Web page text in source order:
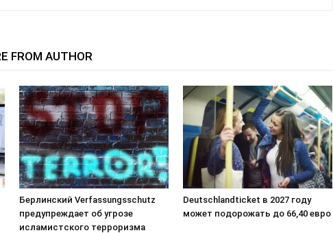
FROM AUTHOR
Берлинский Verfassungsschutz
предупреждает об угрозе
исламистского терроризма
Deutschlandticket в 2027 году
может подорожать до 66,40 евро